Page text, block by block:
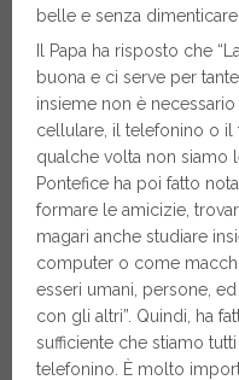
belle e senza
Il Papa ha risposto che
buona e ci serve per
insieme non è
cellulare, il telefonino o il
qualche volta non siamo
Pontefice ha poi fatto
formare le amicizie,
magari anche studiare
computer o come
esseri umani, persone,
con gli altri”. Quindi, ha
sufficiente che stiamo
telefonino. È molto